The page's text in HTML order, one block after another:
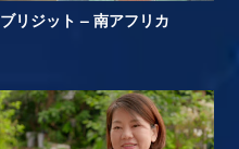
ブリジット – 南アフリカ